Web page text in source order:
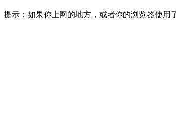
提示：如果你上网的地方，或者你的浏览器使用